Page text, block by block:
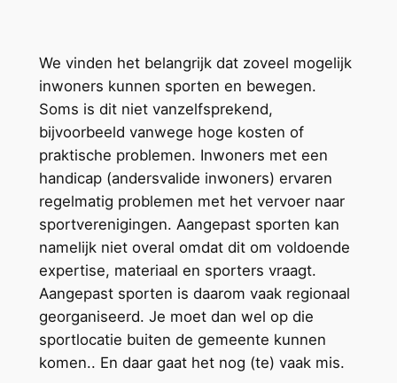
We vinden het belangrijk dat zoveel mogelijk
inwoners kunnen sporten en bewegen.
Soms is dit niet vanzelfsprekend,
bijvoorbeeld vanwege hoge kosten of
praktische problemen. Inwoners met een
handicap (andersvalide inwoners) ervaren
regelmatig problemen met het vervoer naar
sportverenigingen. Aangepast sporten kan
namelijk niet overal omdat dit om voldoende
expertise, materiaal en sporters vraagt.
Aangepast sporten is daarom vaak regionaal
georganiseerd. Je moet dan wel op die
sportlocatie buiten de gemeente kunnen
komen.. En daar gaat het nog (te) vaak mis.